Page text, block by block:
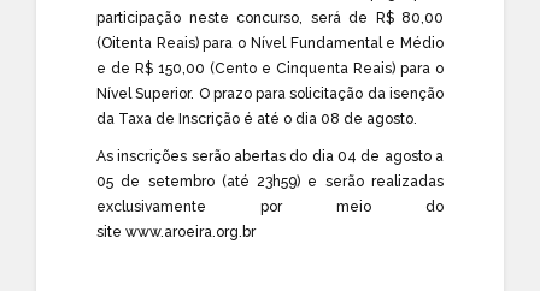
participação neste concurso, será de R$ 80,00
(Oitenta Reais) para o Nível Fundamental e Médio
e de R$ 150,00 (Cento e Cinquenta Reais) para o
Nível Superior. O prazo para solicitação da isenção
da Taxa de Inscrição é até o dia 08 de agosto.
As inscrições serão abertas do dia 04 de agosto a
05 de setembro (até 23h59) e serão realizadas
exclusivamente por meio do
site www.aroeira.org.br